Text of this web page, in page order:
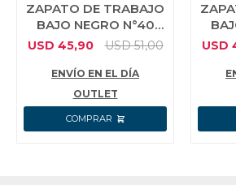
ZAPATO DE TRABAJO
BAJO NEGRO N°40
INGCO SSH03SB.40
USD 45,90 USD 51,00
ENVÍO EN EL DÍA
OUTLET
USD